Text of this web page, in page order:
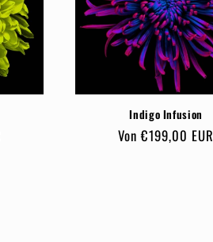
Indigo Infusion
Normaler
Von €199,00 EUR